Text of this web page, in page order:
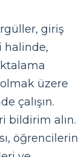
giriş
halinde,
üzere
çalışın.
bildirim alın.
öğrencilerin